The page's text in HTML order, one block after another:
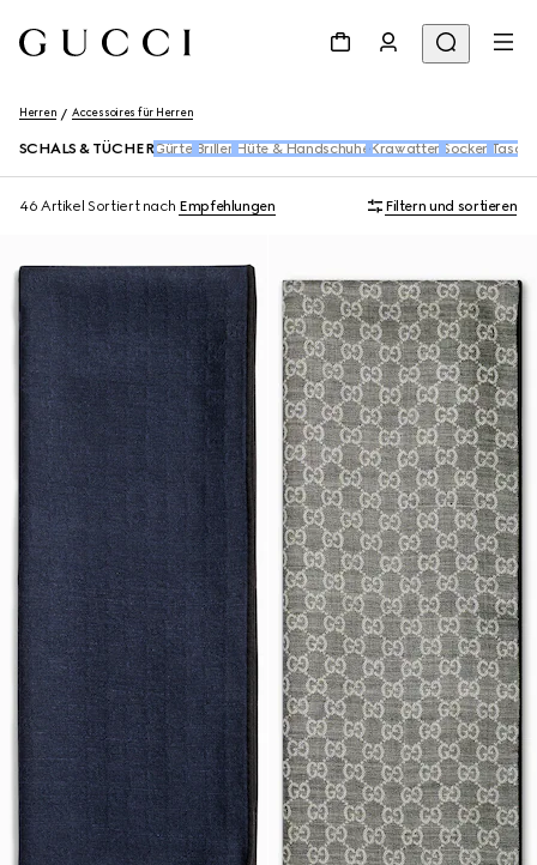
Herren Accessoires für Herren
SCHALS & TÜCHERGürtel Brillen Hüte & HandschuheKrawatten Socken
46 Artikel Sortiert nach Empfehlungen Filtern und sortieren